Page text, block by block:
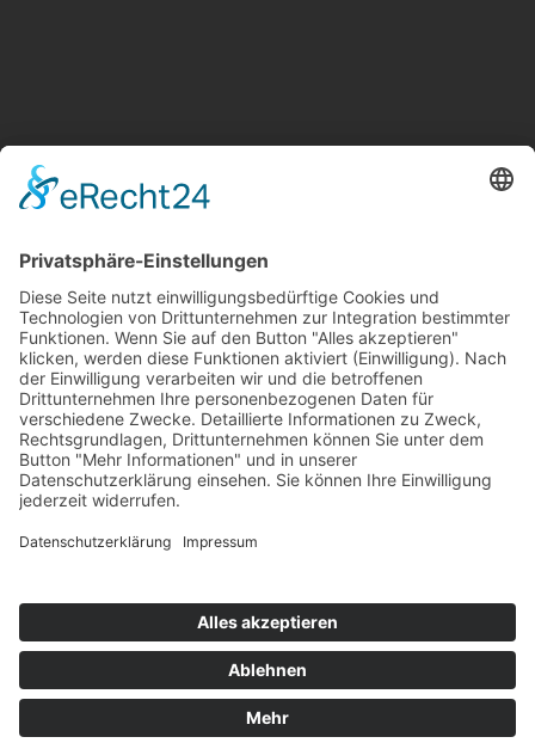
Kontakt Newsletter
Copyright© 2022-2026 Bewusst Brüggen -
Gemeindeverwaltung Brüggen der Bürgermeister.